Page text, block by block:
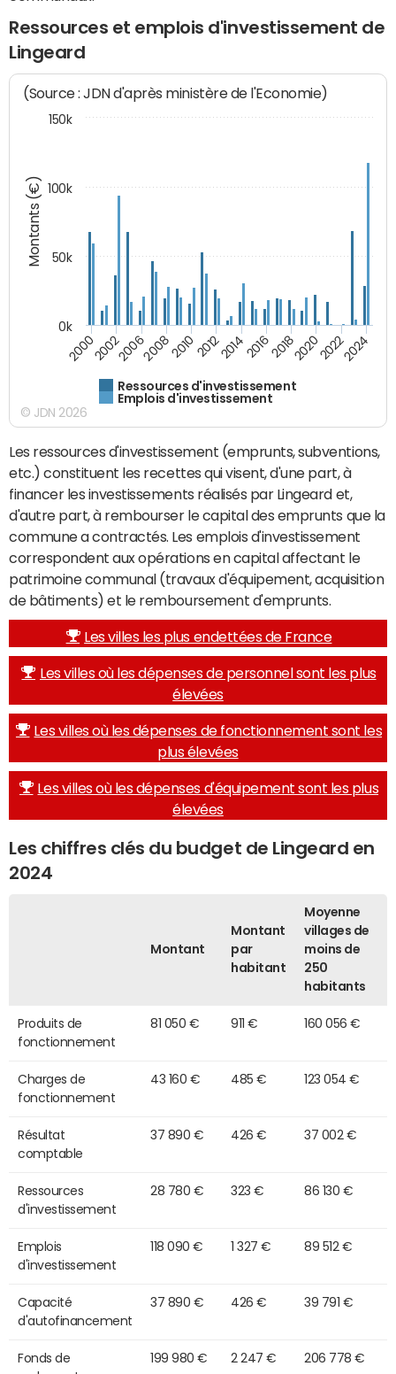
Ressources et emplois d'investissement de
Lingeard
Montants (€)
(Source : JDN d'après ministère de l'Economie)
Ressources d'investissement
Emplois d'investissement
200020022006200820102012201420162018202020222024
0k
50k
100k
150k
© JDN 2026
Les ressources d'investissement (emprunts, subventions,
etc.) constituent les recettes qui visent, d'une part, à
financer les investissements réalisés par Lingeard et,
d'autre part, à rembourser le capital des emprunts que la
commune a contractés. Les emplois d'investissement
correspondent aux opérations en capital affectant le
patrimoine communal (travaux d'équipement, acquisition
de bâtiments) et le remboursement d'emprunts.
Les villes les plus endettées de France
Les villes où les dépenses de personnel sont les plus
élevées
Les villes où les dépenses de fonctionnement sont les
plus élevées
Les villes où les dépenses d'équipement sont les plus
élevées
Les chiffres clés du budget de Lingeard en
2024
Montant
Montant
par
habitant
Moyenne
villages de
moins de
250
habitants
Produits de
fonctionnement
81 050 € 911 € 160 056 €
Charges de
fonctionnement
43 160 € 485 € 123 054 €
Résultat
comptable
37 890 € 426 € 37 002 €
Ressources
d'investissement
28 780 € 323 € 86 130 €
Emplois
d'investissement
118 090 € 1 327 € 89 512 €
Capacité
d'autofinancement
37 890 € 426 € 39 791 €
Fonds de
199 980 € 2 247 € 206 778 €